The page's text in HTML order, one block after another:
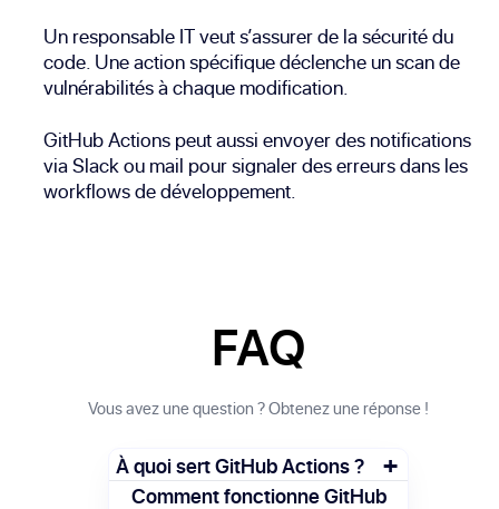
Un responsable IT veut s’assurer de la sécurité du
code. Une action spécifique déclenche un scan de
vulnérabilités à chaque modification.
GitHub Actions peut aussi envoyer des notifications
via Slack ou mail pour signaler des erreurs dans les
workflows de développement.
FAQ
Vous avez une question ? Obtenez une réponse !
À quoi sert GitHub Actions ? +
GitHub Actions sert à automatiser des
Comment fonctionne GitHub